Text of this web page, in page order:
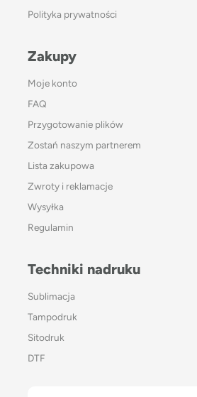
Polityka prywatności
Zakupy
Moje konto
FAQ
Przygotowanie plików
Zostań naszym partnerem
Lista zakupowa
Zwroty i reklamacje
Wysyłka
Regulamin
Techniki nadruku
Sublimacja
Tampodruk
Sitodruk
DTF